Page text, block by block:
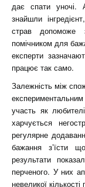
дає спати уночі.
знайшли
страв допоможе
помічником для
експерти
працює так само.
Залежність між
участь як
харчується
регулярне
бажання з’їсти
результати
перченого. У них
невеликої